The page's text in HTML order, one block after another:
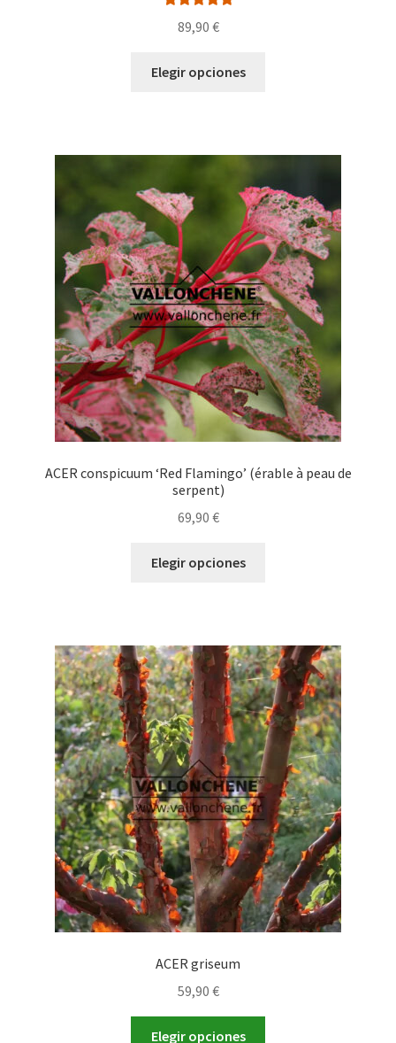
5.00
89,90 €
Elegir opciones
variantes.
opciones
se
pueden
elegir
en
la
página
de
producto
ACER conspicuum ‘Red Flamingo’ (érable à peau de
serpent)
69,90 €
Elegir opciones
variantes.
Las
opciones
se
pueden
elegir
en
la
página
de
producto
ACER griseum
59,90 €
Elegir opciones